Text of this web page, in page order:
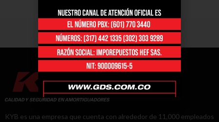
KYB es una empresa que cuenta con alrededor de 11,000 empleados